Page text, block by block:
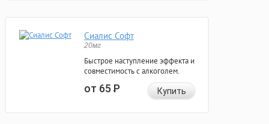
Сиалис Софт
20мг
Быстрое наступление эффекта и
совместимость с алкоголем.
от 65Р Купить